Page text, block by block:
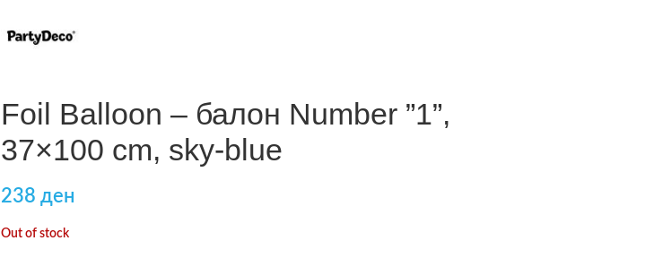
Foil Balloon – балон Number ”1”,
37×100 cm, sky-blue
238 ден
Out of stock